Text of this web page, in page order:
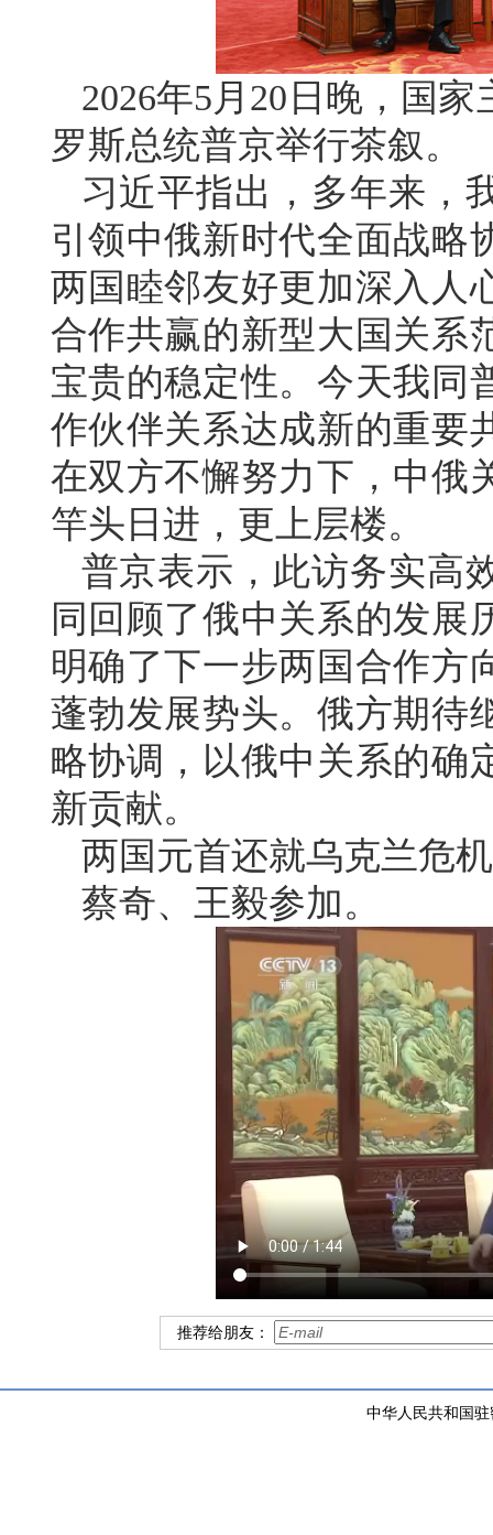
2026年5月20日晚，国
罗斯总统普京举行茶叙。
习近平指出，多年来，
引领中俄新时代全面战略
两国睦邻友好更加深入人
合作共赢的新型大国关系
宝贵的稳定性。今天我同
作伙伴关系达成新的重要
在双方不懈努力下，中俄
竿头日进，更上层楼。
普京表示，此访务实高
同回顾了俄中关系的发展
明确了下一步两国合作方
蓬勃发展势头。俄方期待
略协调，以俄中关系的确
新贡献。
两国元首还就乌克兰危
蔡奇、王毅参加。
推荐给朋友：
中华人民共和国